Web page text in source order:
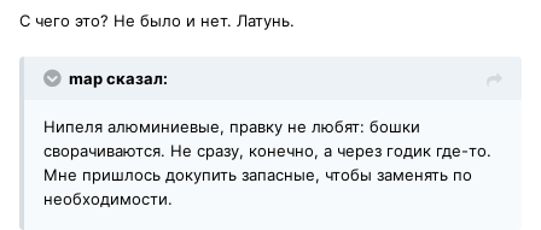
С чего это? Не было и нет. Латунь.
map сказал:
Нипеля алюминиевые, правку не любят: бошки
сворачиваются. Не сразу, конечно, а через годик где-то.
Мне пришлось докупить запасные, чтобы заменять по
необходимости.